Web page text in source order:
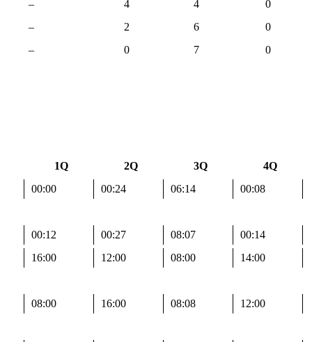
– 4 4
0
– 2 6
0
– 0 7 0
1Q 2Q 3Q
4Q
00:00 00:24 06:14 00:08
00:12 00:27 08:07
00:14
16:00 12:00 08:00 14:00
08:00 16:00 08:08 12:00